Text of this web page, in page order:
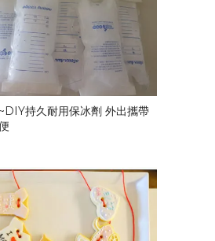
持久耐用保冰劑 外出攜帶